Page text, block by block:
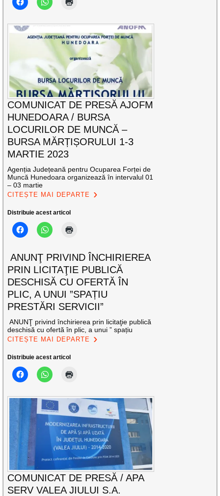
COMUNICAT DE PRESĂ AJOFM
HUNEDOARA / BURSA
LOCURILOR DE MUNCĂ –
BURSA MĂRȚIȘORULUI 1-3
MARTIE 2023
Agenția Județeană pentru Ocuparea Forței de
Muncă Hunedoara organizează în intervalul 01
– 03 martie
CITEȘTE MAI DEPARTE
Distribuie acest articol
ANUNŢ PRIVIND ÎNCHIRIEREA
PRIN LICITAŢIE PUBLICĂ
DESCHISĂ CU OFERTĂ ÎN
PLIC, A UNUI ”SPAȚIU
PRESTĂRI SERVICII”
ANUNŢ privind închirierea prin licitaţie publică
deschisă cu ofertă în plic, a unui ” spațiu
CITEȘTE MAI DEPARTE
Distribuie acest articol
COMUNICAT DE PRESĂ / APA
SERV VALEA JIULUI S.A.